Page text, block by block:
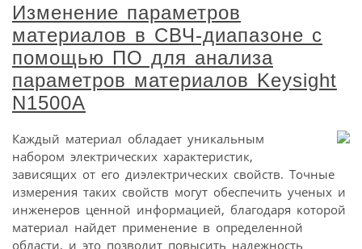
Изменение параметров
материалов в СВЧ-диапазоне с
помощью ПО для анализа
параметров материалов Keysight
N1500A
Каждый материал обладает уникальным
набором электрических характеристик,
зависящих от его диэлектрических свойств. Точные
измерения таких свойств могут обеспечить ученых и
инженеров ценной информацией, благодаря которой
материал найдет применение в определенной
области, и это позволит повысить надежность